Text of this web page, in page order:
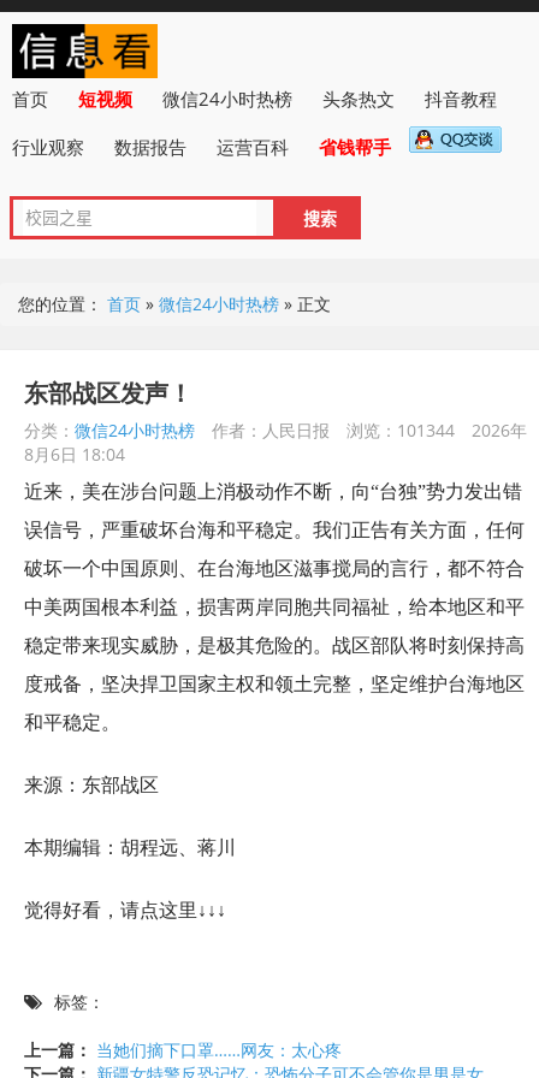
首页 短视频 微信24小时热榜 头条热文
抖音教程
行业观察
数据报告 运营百科 省钱帮手
您的位置： 首页 » 微信24小时热榜 » 正文
东部战区发声！
分类： 微信24小时热榜 作者：人民日报 浏览：101344
2026年
8月6日 18:04
近来，美在涉台问题上消极动作不断，向“台独”势力发出错
误信号，严重破坏台海和平稳定。我们正告有关方面，任何
破坏一个中国原则、在台海地区滋事搅局的言行，都不符合
中美两国根本利益，损害两岸同胞共同福祉，给本地区和平
稳定带来现实威胁，是极其危险的。战区部队将时刻保持高
度戒备，坚决捍卫国家主权和领土完整，坚定维护台海地区
和平稳定。
来源：东部战区
本期编辑：胡程远、蒋川
觉得好看，请点这里↓↓↓
标签：
上一篇： 当她们摘下口罩……网友：太心疼